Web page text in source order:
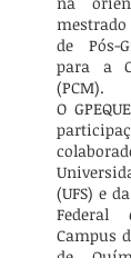
de Pós-
para a
(PCM).
O
(UFS) e
Federal
Campus
de